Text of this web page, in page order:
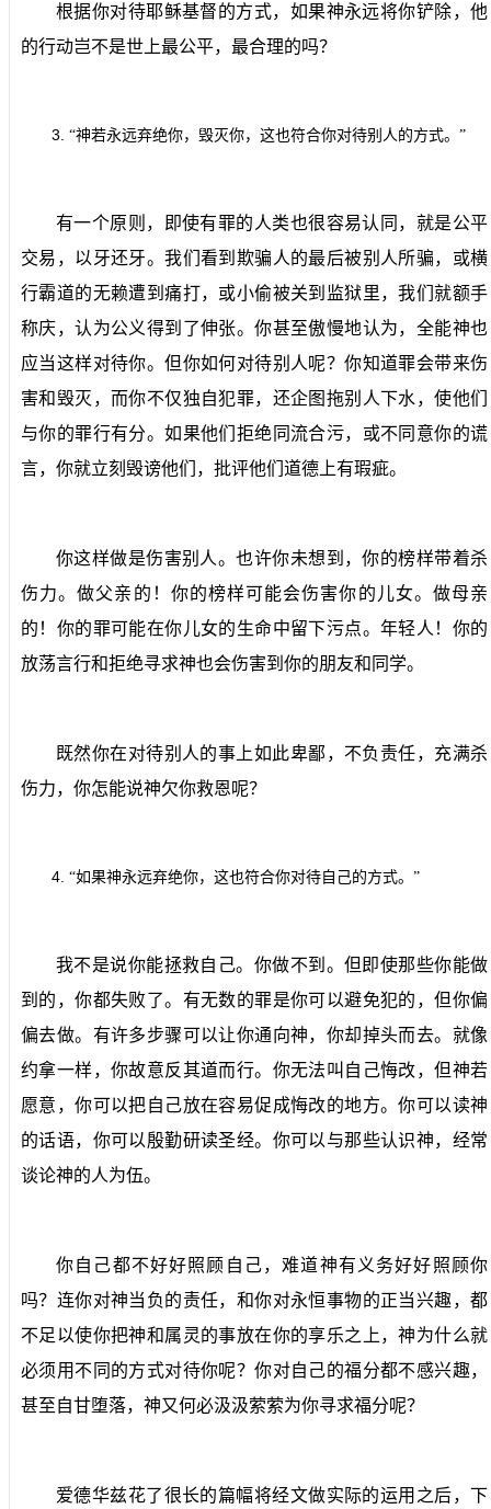
根据你对待耶稣基督的方式，如果神永远将你铲除，他
的行动岂不是世上最公平，最合理的吗？
3. “神若永远弃绝你，毁灭你，这也符合你对待别人的方式。”
有一个原则，即使有罪的人类也很容易认同，就是公平
交易，以牙还牙。我们看到欺骗人的最后被别人所骗，或横
行霸道的无赖遭到痛打，或小偷被关到监狱里，我们就额手
称庆，认为公义得到了伸张。你甚至傲慢地认为，全能神也
应当这样对待你。但你如何对待别人呢？你知道罪会带来伤
害和毁灭，而你不仅独自犯罪，还企图拖别人下水，使他们
与你的罪行有分。如果他们拒绝同流合污，或不同意你的谎
言，你就立刻毁谤他们，批评他们道德上有瑕疵。
你这样做是伤害别人。也许你未想到，你的榜样带着杀
伤力。做父亲的！你的榜样可能会伤害你的儿女。做母亲
的！你的罪可能在你儿女的生命中留下污点。年轻人！你的
放荡言行和拒绝寻求神也会伤害到你的朋友和同学。
既然你在对待别人的事上如此卑鄙，不负责任，充满杀
伤力，你怎能说神欠你救恩呢？
4. “如果神永远弃绝你，这也符合你对待自己的方式。”
我不是说你能拯救自己。你做不到。但即使那些你能做
到的，你都失败了。有无数的罪是你可以避免犯的，但你偏
偏去做。有许多步骤可以让你通向神，你却掉头而去。就像
约拿一样，你故意反其道而行。你无法叫自己悔改，但神若
愿意，你可以把自己放在容易促成悔改的地方。你可以读神
的话语，你可以殷勤研读圣经。你可以与那些认识神，经常
谈论神的人为伍。
你自己都不好好照顾自己，难道神有义务好好照顾你
吗？连你对神当负的责任，和你对永恒事物的正当兴趣，都
不足以使你把神和属灵的事放在你的享乐之上，神为什么就
必须用不同的方式对待你呢？你对自己的福分都不感兴趣，
甚至自甘堕落，神又何必汲汲萦萦为你寻求福分呢？
爱德华兹花了很长的篇幅将经文做实际的运用之后，下